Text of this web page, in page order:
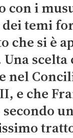
con i
dei temi
che si è
scelta
nel
e che